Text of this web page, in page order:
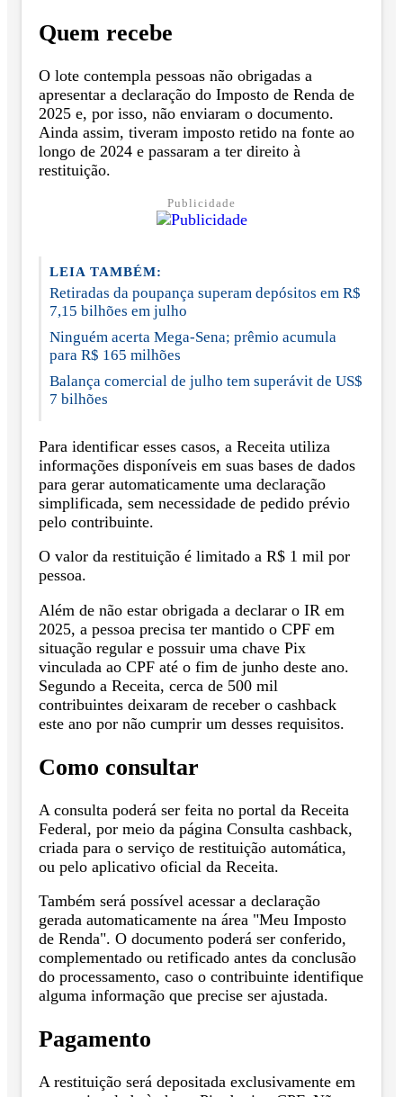
Quem recebe
O lote contempla pessoas não obrigadas a
apresentar a declaração do Imposto de Renda de
2025 e, por isso, não enviaram o documento.
Ainda assim, tiveram imposto retido na fonte ao
longo de 2024 e passaram a ter direito à
restituição.
Publicidade
LEIA TAMBÉM:
Retiradas da poupança superam depósitos em R$
7,15 bilhões em julho
Ninguém acerta Mega-Sena; prêmio acumula
para R$ 165 milhões
Balança comercial de julho tem superávit de US$
7 bilhões
Para identificar esses casos, a Receita utiliza
informações disponíveis em suas bases de dados
para gerar automaticamente uma declaração
simplificada, sem necessidade de pedido prévio
pelo contribuinte.
O valor da restituição é limitado a R$ 1 mil por
pessoa.
Além de não estar obrigada a declarar o IR em
2025, a pessoa precisa ter mantido o CPF em
situação regular e possuir uma chave Pix
vinculada ao CPF até o fim de junho deste ano.
Segundo a Receita, cerca de 500 mil
contribuintes deixaram de receber o cashback
este ano por não cumprir um desses requisitos.
Como consultar
A consulta poderá ser feita no portal da Receita
Federal, por meio da página Consulta cashback,
criada para o serviço de restituição automática,
ou pelo aplicativo oficial da Receita.
Também será possível acessar a declaração
gerada automaticamente na área "Meu Imposto
de Renda". O documento poderá ser conferido,
complementado ou retificado antes da conclusão
do processamento, caso o contribuinte identifique
alguma informação que precise ser ajustada.
Pagamento
A restituição será depositada exclusivamente em